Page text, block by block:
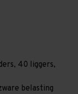
40 liggers,
belasting